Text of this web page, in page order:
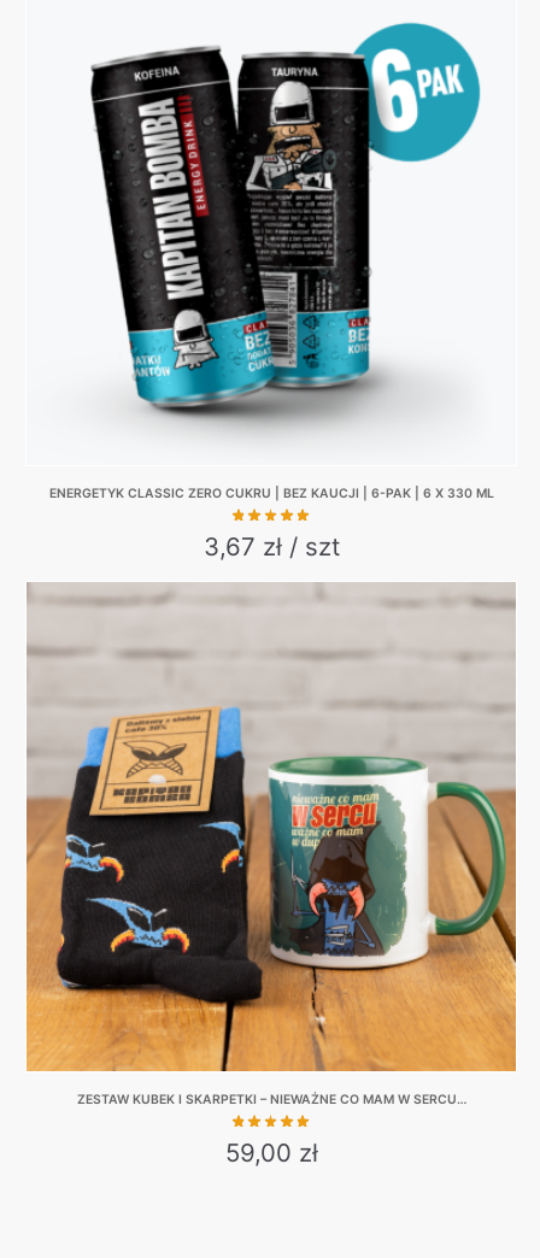
130,00 zł.
is:
99,00 zł.
multiple
variants.
The
options
may
be
chosen
on
the
product
page
ENERGETYK CLASSIC ZERO CUKRU | BEZ KAUCJI | 6-PAK | 6 X 330 ML
3,67 zł / szt
ZESTAW KUBEK I SKARPETKI – NIEWAŻNE CO MAM W SERCU…
59,00 zł